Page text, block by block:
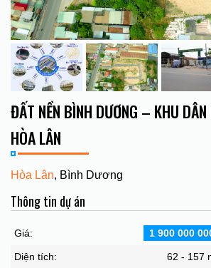
ĐẤT NỀN BÌNH DƯƠNG – KHU
HÒA LÂN
Hòa Lân, Bình Dương
Thông tin dự án
Giá: 1 900 000
Diện tích: 62 - 157